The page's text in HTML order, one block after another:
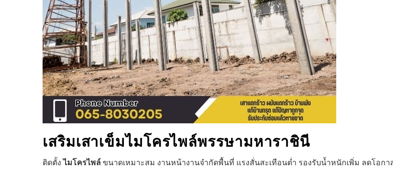
เสริมเสาเข็มไมโครไพล์พรรษามหาราชินี
ติดตั้งไมโครไพล์ขนาดเหมาะสม งานหน้างานจำกัดพื้นที่ แรงสั่นสะเทือนต่ำ รองรับน้ำหนักเพิ่ม ลดโอก